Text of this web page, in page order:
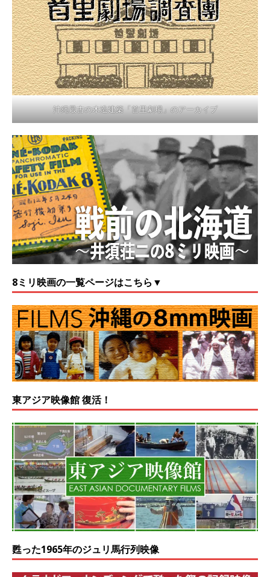
沖縄最古の木造建築「首里劇場」のアーカイブ
8ミリ映画の一覧ページはこちら▼
東アジア映像館 復活！
甦った1965年のジュリ馬行列映像